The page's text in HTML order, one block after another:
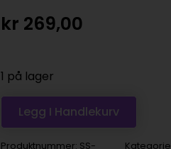
kr 269,00
1 på lager
Legg I Handlekurv
Produktnummer: SS-